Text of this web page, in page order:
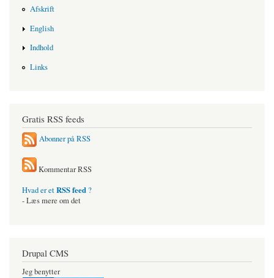
Afskrift
English
Indhold
Links
Gratis RSS feeds
Abonner på RSS
Kommentar RSS
Hvad er etRSS feed ?
- Læs mere om det
Drupal CMS
Jeg benytter